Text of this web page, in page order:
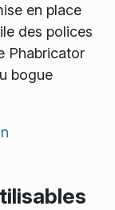
en place
des polices
Phabricator
bogue